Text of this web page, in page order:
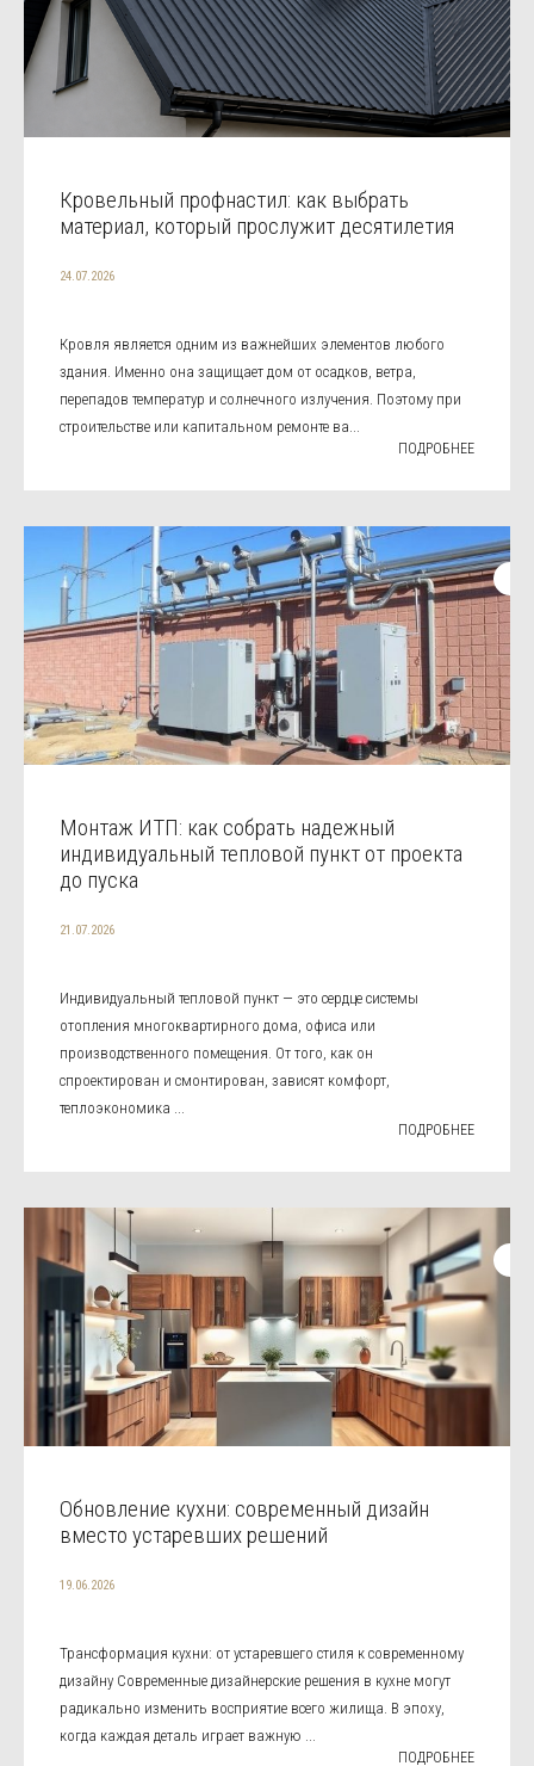
Кровельный профнастил: как выбрать
материал, который прослужит десятилетия
24.07.2026
Кровля является одним из важнейших элементов любого
здания. Именно она защищает дом от осадков, ветра,
перепадов температур и солнечного излучения. Поэтому при
строительстве или капитальном ремонте ва...
ПОДРОБНЕЕ
Монтаж ИТП: как собрать надежный
индивидуальный тепловой пункт от проекта
до пуска
21.07.2026
Индивидуальный тепловой пункт — это сердце системы
отопления многоквартирного дома, офиса или
производственного помещения. От того, как он
спроектирован и смонтирован, зависят комфорт,
теплоэкономика ...
ПОДРОБНЕЕ
Обновление кухни: современный дизайн
вместо устаревших решений
19.06.2026
Трансформация кухни: от устаревшего стиля к современному
дизайну Современные дизайнерские решения в кухне могут
радикально изменить восприятие всего жилища. В эпоху,
когда каждая деталь играет важную ...
ПОДРОБНЕЕ